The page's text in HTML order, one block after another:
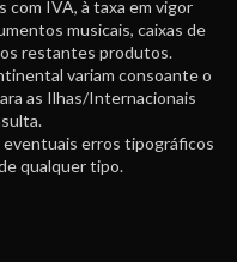
com IVA, à taxa em vigor
musicais, caixas de
restantes produtos.
variam consoante o
as Ilhas/Internacionais
eventuais erros tipográficos
qualquer tipo.